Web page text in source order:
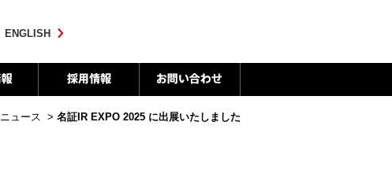
ENGLISH
ニュース > 名証IR EXPO 2025 に出展いたしました